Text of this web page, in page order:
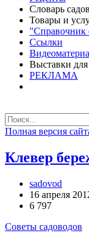
Словарь
Товары и
"Справочник
Ссылки
Выставки для
РЕКЛАМА
Полная версия
Клевер
sadovod
16 апреля
6 797
Советы садоводов